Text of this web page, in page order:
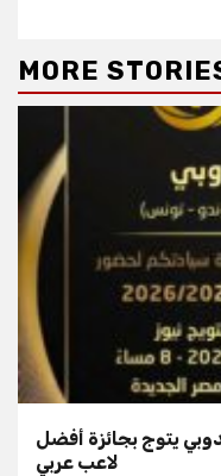
MORE
يتوج بجائزة أفضل
لاعب عربي